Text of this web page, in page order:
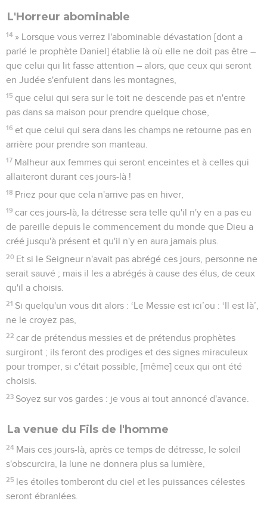
L'Horreur abominable
14 » Lorsque vous verrez l'abominable dévastation [dont a
parlé le prophète Daniel] établie là où elle ne doit pas être –
que celui qui lit fasse attention – alors, que ceux qui seront
en Judée s'enfuient dans les montagnes,
15 que celui qui sera sur le toit ne descende pas et n'entre
pas dans sa maison pour prendre quelque chose,
16 et que celui qui sera dans les champs ne retourne pas en
arrière pour prendre son manteau.
17 Malheur aux femmes qui seront enceintes et à celles qui
allaiteront durant ces jours-là !
18 Priez pour que cela n'arrive pas en hiver,
19 car ces jours-là, la détresse sera telle qu'il n'y en a pas eu
de pareille depuis le commencement du monde que Dieu a
créé jusqu'à présent et qu'il n'y en aura jamais plus.
20 Et si le Seigneur n'avait pas abrégé ces jours, personne ne
serait sauvé ; mais il les a abrégés à cause des élus, de ceux
qu'il a choisis.
21 Si quelqu'un vous dit alors : ‘Le Messie est ici’ou : ‘Il est là’,
ne le croyez pas,
22 car de prétendus messies et de prétendus prophètes
surgiront ; ils feront des prodiges et des signes miraculeux
pour tromper, si c'était possible, [même] ceux qui ont été
choisis.
23 Soyez sur vos gardes : je vous ai tout annoncé d'avance.
La venue du Fils de l'homme
24 Mais ces jours-là, après ce temps de détresse, le soleil
s'obscurcira, la lune ne donnera plus sa lumière,
25 les étoiles tomberont du ciel et les puissances célestes
seront ébranlées.